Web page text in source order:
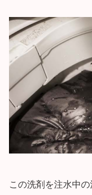
この洗剤を注水中の